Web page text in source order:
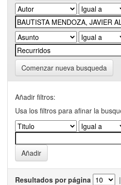
Comenzar nueva busqueda
Añadir filtros:
Usa los filtros para afinar la
Resultados por página |